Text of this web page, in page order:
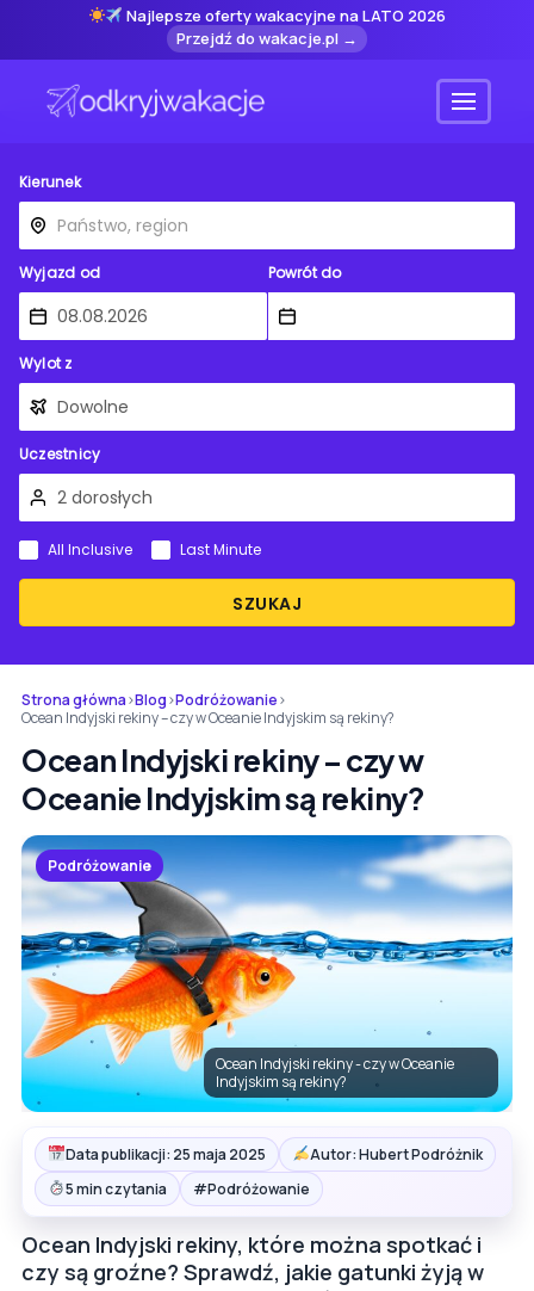
Najlepsze oferty wakacyjne na LATO 2026
Przejdź do wakacje.pl →
Menu
Kierunek
Wyjazd od Powrót do
Wylot z
Uczestnicy
SZUKAJ
All Inclusive Last Minute
Strona główna›Blog›Podróżowanie›
Ocean Indyjski rekiny – czy w Oceanie Indyjskim są rekiny?
Ocean Indyjski rekiny – czy w
Oceanie Indyjskim są rekiny?
Podróżowanie
Ocean Indyjski rekiny - czy w Oceanie
Indyjskim są rekiny?
Data publikacji: 25 maja 2025
Autor: Hubert Podróżnik
5 min czytania
#Podróżowanie
Ocean Indyjski rekiny, które można spotkać i
czy są groźne? Sprawdź, jakie gatunki żyją w